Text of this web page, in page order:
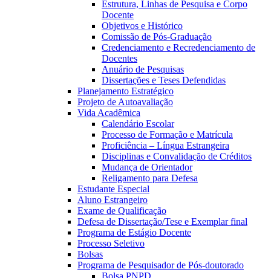
Estrutura, Linhas de Pesquisa e Corpo
Docente
Objetivos e Histórico
Comissão de Pós-Graduação
Credenciamento e Recredenciamento de
Docentes
Anuário de Pesquisas
Dissertações e Teses Defendidas
Planejamento Estratégico
Projeto de Autoavaliação
Vida Acadêmica
Calendário Escolar
Processo de Formação e Matrícula
Proficiência – Língua Estrangeira
Disciplinas e Convalidação de Créditos
Mudança de Orientador
Religamento para Defesa
Estudante Especial
Aluno Estrangeiro
Exame de Qualificação
Defesa de Dissertação/Tese e Exemplar final
Programa de Estágio Docente
Processo Seletivo
Bolsas
Programa de Pesquisador de Pós-doutorado
Bolsa PNPD